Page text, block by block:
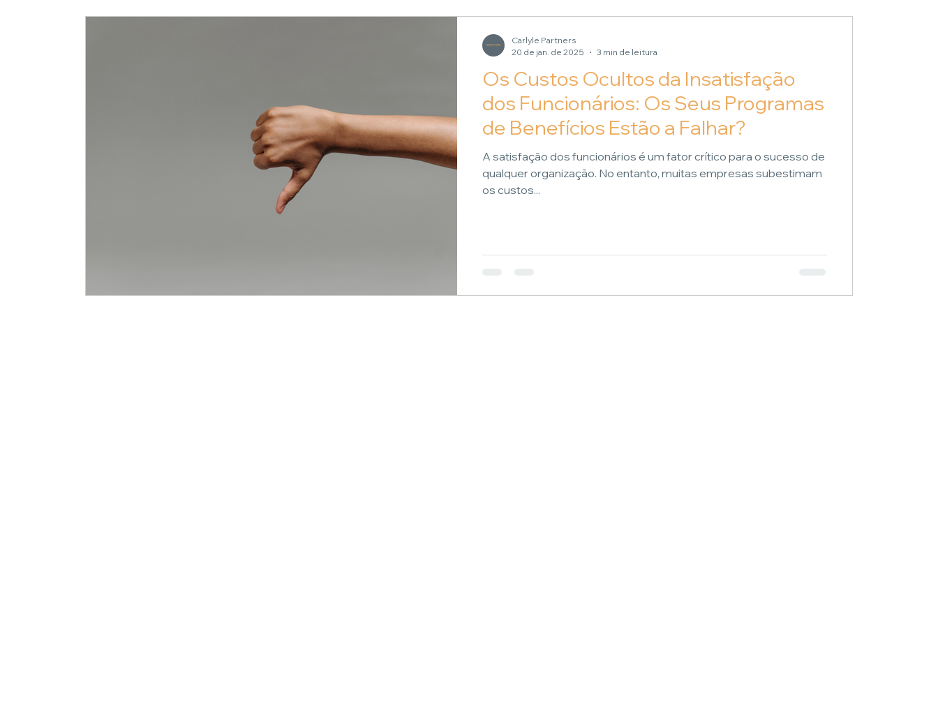
Os Custos Ocultos da Insatisfação
dos Funcionários: Os Seus Programas
de Benefícios Estão a Falhar?
A satisfação dos funcionários é um fator crítico para o sucesso de
qualquer organização. No entanto, muitas empresas subestimam
os custos...
Carlyle Partners
20 de jan. de 2025
3 min de leitura